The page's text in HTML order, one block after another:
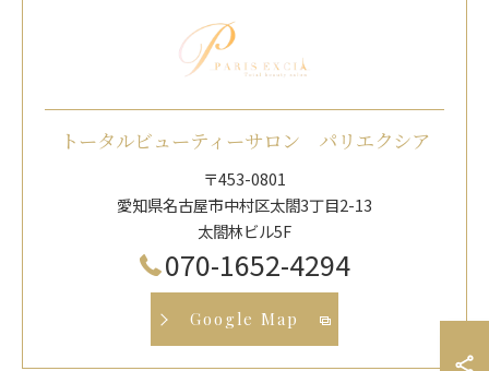
トータルビューティーサロン パリエクシア
〒453-0801
愛知県名古屋市中村区太閤3丁目2-13
太閤林ビル5F
070-1652-4294
Google Map